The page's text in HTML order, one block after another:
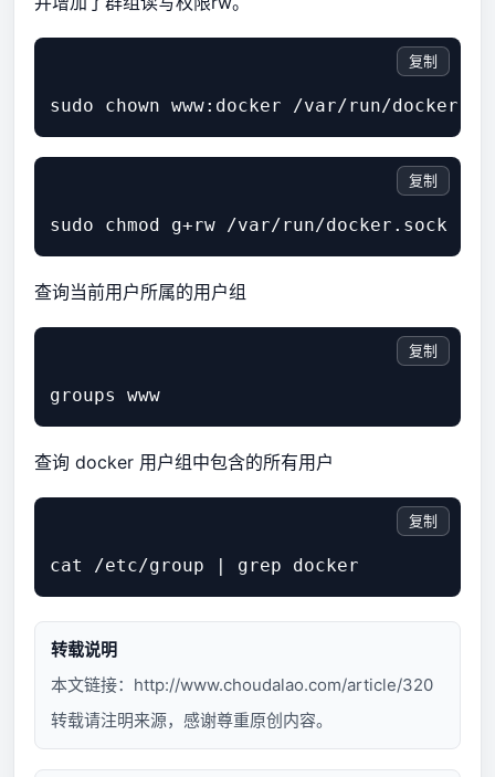
复制
复制
查询当前用户所属的用户组
复制
查询 docker 用户组中包含的所有用户
复制
转载说明
本文链接： http://www.choudalao.com/article/320
转载请注明来源，感谢尊重原创内容。